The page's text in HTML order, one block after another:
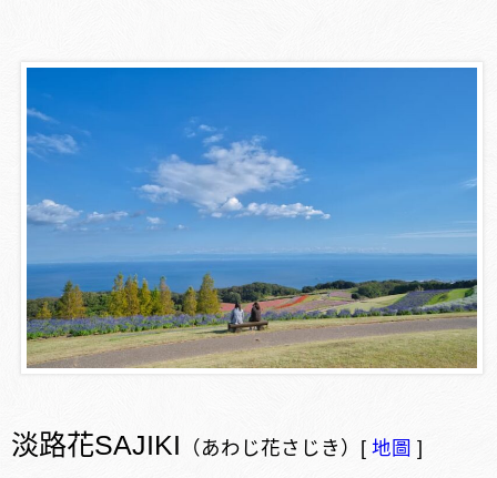
淡路花SAJIKI （あわじ花さじき）[ 地圖 ]